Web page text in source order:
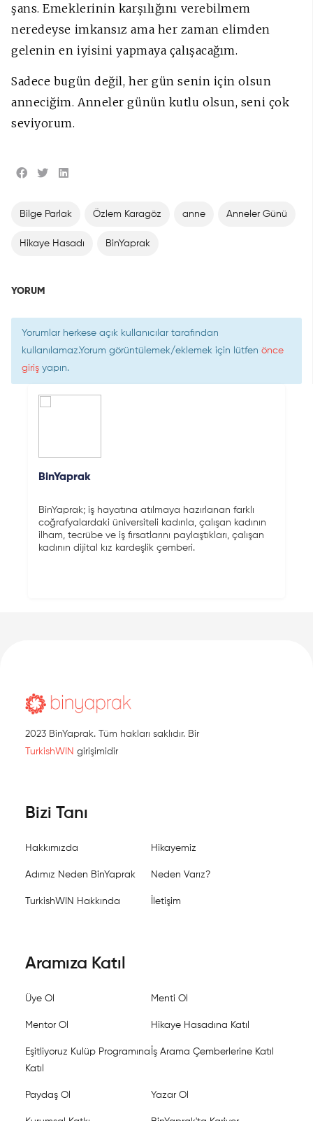
şans. Emeklerinin karşılığını verebilmem
neredeyse imkansız ama her zaman elimden
gelenin en iyisini yapmaya çalışacağım.
Sadece bugün değil, her gün senin için olsun
anneciğim. Anneler günün kutlu olsun, seni çok
seviyorum.
Bilge Parlak Özlem Karagöz anne Anneler Günü
Hikaye Hasadı BinYaprak
YORUM
Yorumlar herkese açık kullanıcılar tarafından
kullanılamaz.Yorum görüntülemek/eklemek için lütfen önce
giriş yapın.
BinYaprak
BinYaprak; iş hayatına atılmaya hazırlanan farklı
coğrafyalardaki üniversiteli kadınla, çalışan kadının
ilham, tecrübe ve iş fırsatlarını paylaştıkları, çalışan
kadının dijital kız kardeşlik çemberi.
2023 BinYaprak. Tüm hakları saklıdır. Bir
TurkishWIN girişimidir
Bizi Tanı
Hakkımızda Hikayemiz
Adımız Neden BinYaprak Neden Varız?
TurkishWIN Hakkında İletişim
Aramıza Katıl
Üye Ol Menti Ol
Mentor Ol Hikaye Hasadına Katıl
Eşitliyoruz Kulüp Programına
Katıl
İş Arama Çemberlerine Katıl
Paydaş Ol Yazar Ol